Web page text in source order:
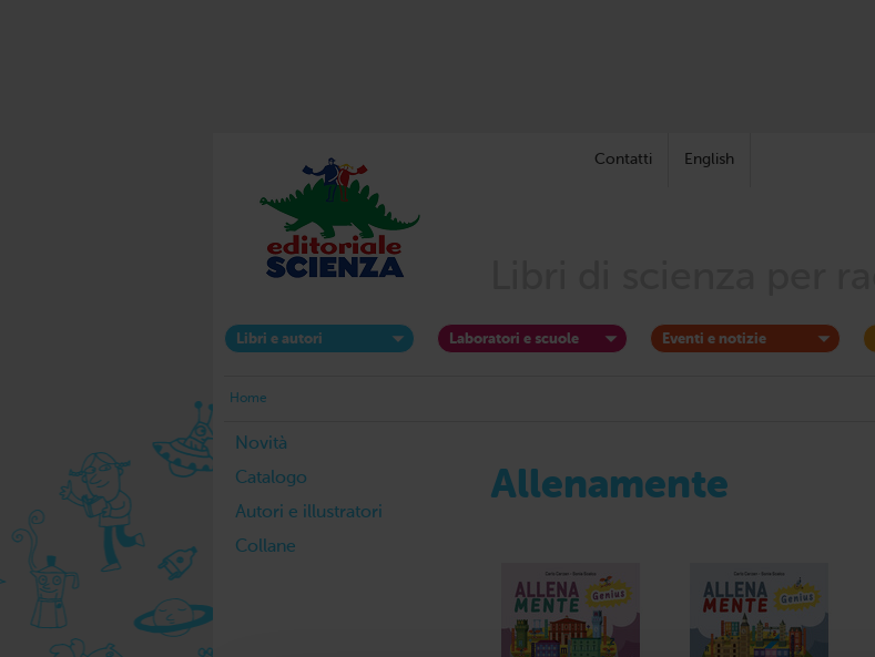
Contatti English
Libri e autori Laboratori e scuole Eventi e notizie
Home
Novità
Catalogo
Autori e illustratori
Collane
Allenamente